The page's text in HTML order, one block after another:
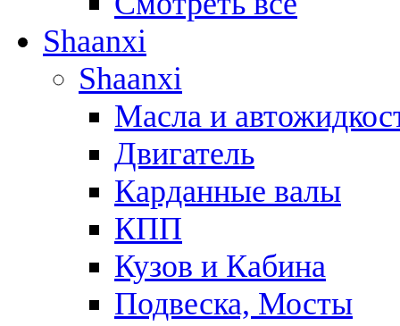
Shaanxi
Shaanxi
Масла и
Двигатель
Карданные валы
КПП
Кузов и Кабина
Подвеска, Мосты